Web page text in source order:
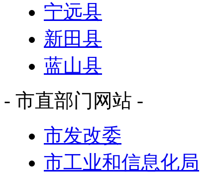
宁远县
新田县
蓝山县
- 市直部门网站 -
市发改委
市工业和信息化局